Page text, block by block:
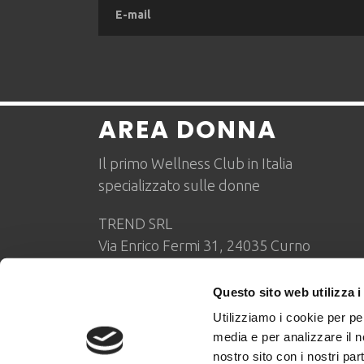
Questo sito web utilizza i
Utilizziamo i cookie per
media e per analizzare il
nostro sito con i nostri
AREA DONNA
Il primo Wellness Club in Italia
specializzato sulle donne
TREND SRL
Via Enrico Fermi 31, 24035 Curno
MOG/SAFEGUARDING
Responsabile per la tutela dei minori e
Michele Gamba